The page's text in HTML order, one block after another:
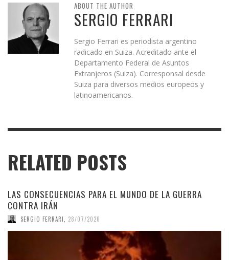
ABOUT THE AUTHOR
SERGIO FERRARI
Sergio Ferrari es periodista argentino
radicado en Suiza. Acreditado ante el
Departamento Federal de Asuntos
Extranjeros (Suiza). Corresponsal desde
Suiza para diversos medios europeos y
latinoamericanos.
RELATED POSTS
LAS CONSECUENCIAS PARA EL MUNDO DE LA GUERRA
CONTRA IRÁN
SERGIO FERRARI, 28/07/2026